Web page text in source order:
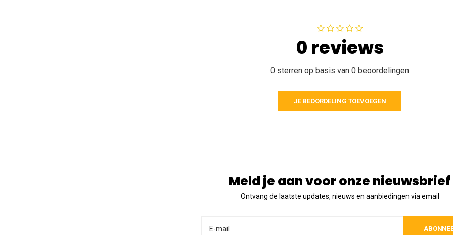
0 reviews
0 sterren op basis van 0 beoordelingen
JE BEOORDELING TOEVOEGEN
Meld je aan voor onze nieuwsbrief
Ontvang de laatste updates, nieuws en aanbiedingen via email